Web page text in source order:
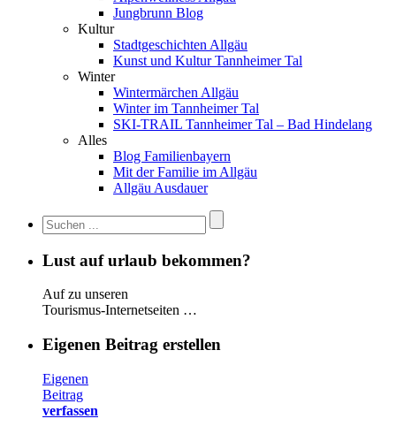
Jungbrunn Blog
Kultur
Stadtgeschichten Allgäu
Kunst und Kultur Tannheimer Tal
Winter
Wintermärchen Allgäu
Winter im Tannheimer Tal
SKI-TRAIL Tannheimer Tal – Bad Hindelang
Alles
Blog Familienbayern
Mit der Familie im Allgäu
Allgäu Ausdauer
Lust auf urlaub bekommen?
Auf zu unseren
Tourismus-Internetseiten …
Eigenen Beitrag erstellen
Eigenen
Beitrag
verfassen